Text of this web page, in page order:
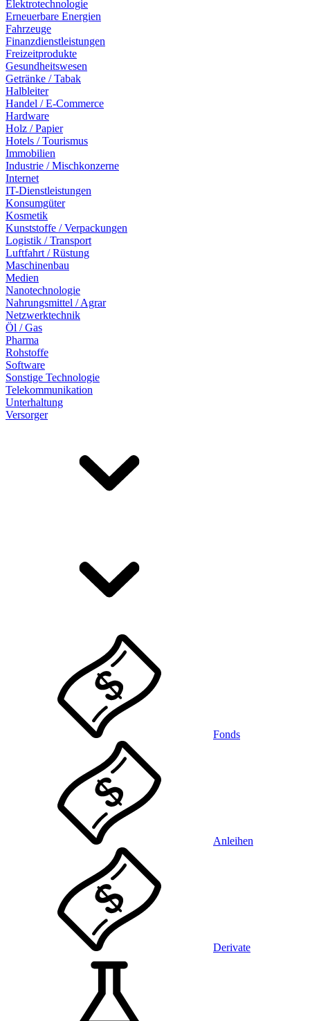
Elektrotechnologie
Erneuerbare Energien
Fahrzeuge
Finanzdienstleistungen
Freizeitprodukte
Gesundheitswesen
Getränke / Tabak
Halbleiter
Handel / E-Commerce
Hardware
Holz / Papier
Hotels / Tourismus
Immobilien
Industrie / Mischkonzerne
Internet
IT-Dienstleistungen
Konsumgüter
Kosmetik
Kunststoffe / Verpackungen
Logistik / Transport
Luftfahrt / Rüstung
Maschinenbau
Medien
Nanotechnologie
Nahrungsmittel / Agrar
Netzwerktechnik
Öl / Gas
Pharma
Rohstoffe
Software
Sonstige Technologie
Telekommunikation
Unterhaltung
Versorger
Fonds
Anleihen
Derivate